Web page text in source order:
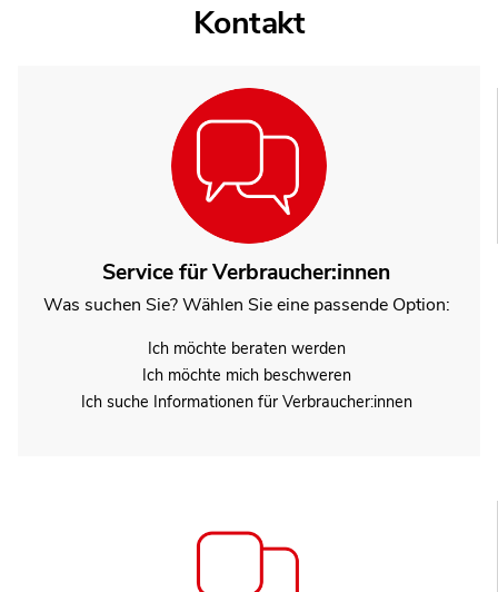
Kontakt
Service für Verbraucher:innen
Was suchen Sie? Wählen Sie eine passende Option:
Ich möchte beraten werden
Ich möchte mich beschweren
Ich suche Informationen für Verbraucher:innen